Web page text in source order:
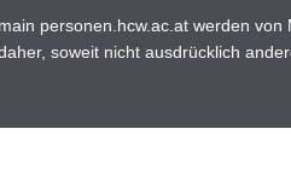
personen.hcw.ac.at werden
soweit nicht ausdrücklich